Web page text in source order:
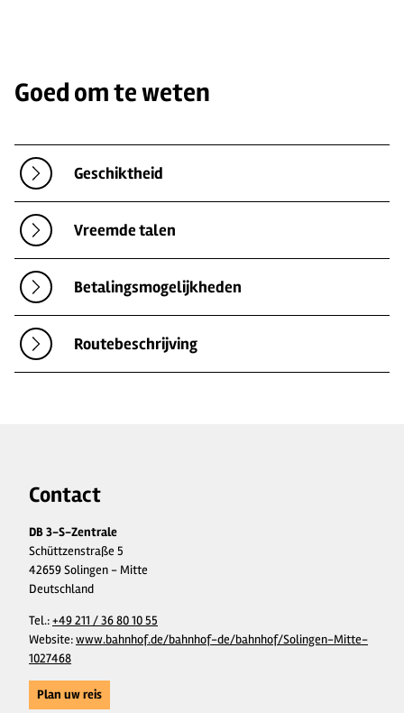
Goed om te weten
Geschiktheid
Vreemde talen
Betalingsmogelijkheden
Routebeschrijving
Contact
DB 3-S-Zentrale
Schüttzenstraße 5
42659 Solingen - Mitte
Deutschland
Tel.:+49 211 / 36 80 10 55
Website:www.bahnhof.de/bahnhof-de/bahnhof/Solingen-Mitte-
1027468
Plan uw reis